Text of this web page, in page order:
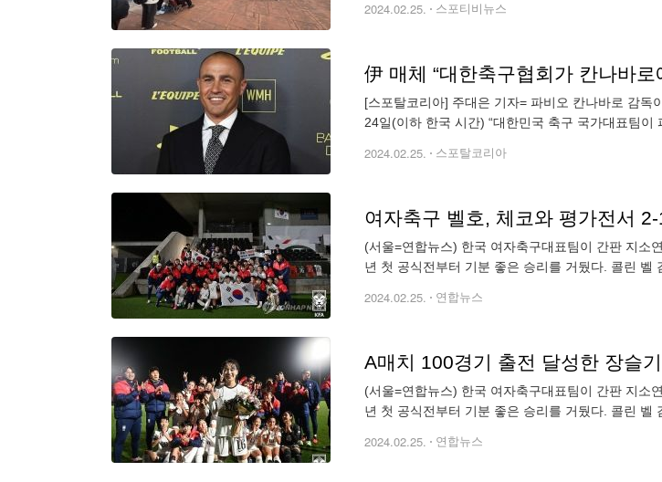
2024.02.25. 스포티비뉴스
伊 매체 “대한축구협회가 칸나바
[스포탈코리아] 주대은 기자= 파비오 칸나바로 감독
24일(이하 한국 시간) “대한민국 축구 국가대표팀이
2024.02.25. 스포탈코리아
여자축구 벨호, 체코와 평가전서
(서울=연합뉴스) 한국 여자축구대표팀이 간판 지소
년 첫 공식전부터 기분 좋은 승리를 거뒀다. 콜린 벨
2024.02.25. 연합뉴스
A매치 100경기 출전 달성한 장슬기
(서울=연합뉴스) 한국 여자축구대표팀이 간판 지소
년 첫 공식전부터 기분 좋은 승리를 거뒀다. 콜린 벨
2024.02.25. 연합뉴스